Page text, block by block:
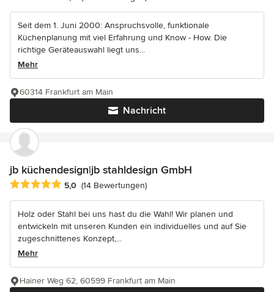
Seit dem 1. Juni 2000: Anspruchsvolle, funktionale
Küchenplanung mit viel Erfahrung und Know - How. Die
richtige Geräteauswahl liegt uns...
Mehr
Nachricht
60314 Frankfurt am Main
jb küchendesign|jb stahldesign GmbH
Durchschnittliche Bewertung: 5 von 5 Sternen
5,0 (14 Bewertungen)
Holz oder Stahl bei uns hast du die Wahl! Wir planen und
entwickeln mit unseren Kunden ein individuelles und auf Sie
zugeschnittenes Konzept,...
Mehr
Hainer Weg 62, 60599 Frankfurt am Main